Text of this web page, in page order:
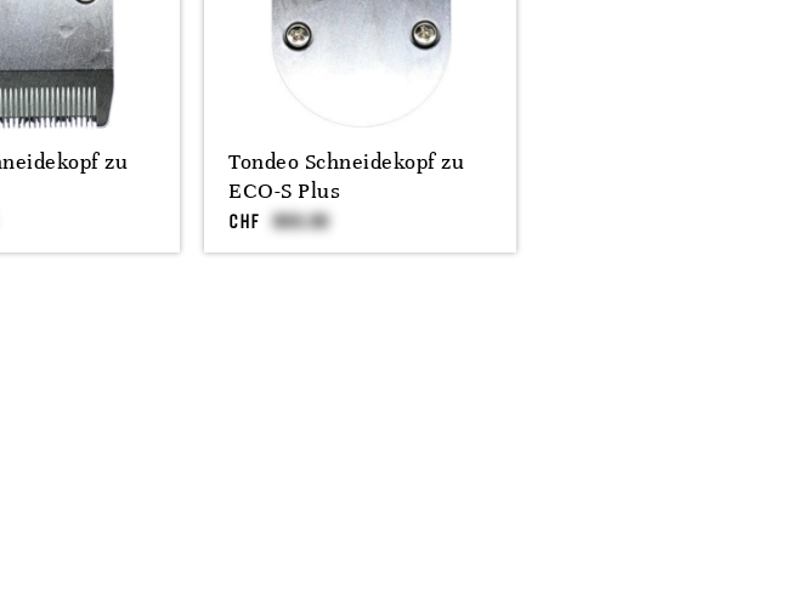
zu
Tondeo Schneidekopf zu
ECO-S Plus
CHF